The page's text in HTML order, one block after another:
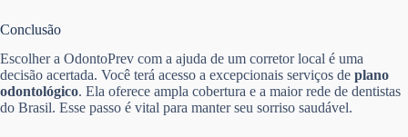
Conclusão
Escolher a OdontoPrev com a ajuda de um corretor local é uma
decisão acertada. Você terá acesso a excepcionais serviços de plano
odontológico. Ela oferece ampla cobertura e a maior rede de dentistas
do Brasil. Esse passo é vital para manter seu sorriso saudável.